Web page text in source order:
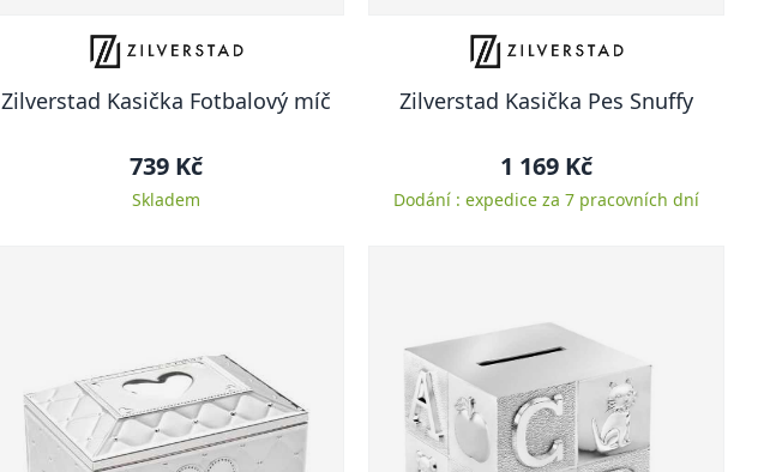
Zilverstad Kasička Fotbalový míč
739 Kč
Skladem
Zilverstad Kasička Pes Snuffy
1 169 Kč
Dodání : expedice za 7 pracovních dní